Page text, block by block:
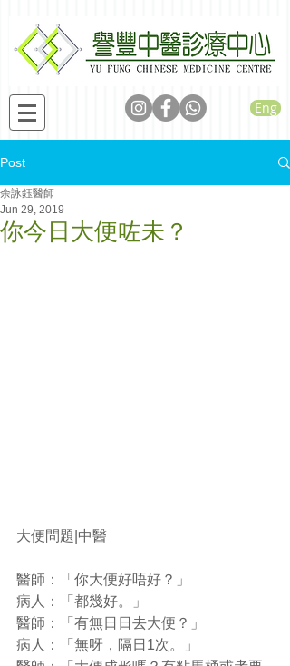
Eng
Post
你今日大便咗未？
余詠鈺醫師
Jun 29, 2019
大便問題|中醫
醫師：「你大便好唔好？」
病人：「都幾好。」
醫師：「有無日日去大便？」
病人：「無呀，隔日1次。」